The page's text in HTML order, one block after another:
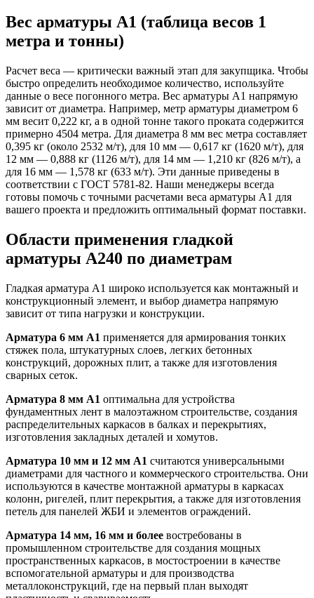
Вес арматуры А1 (таблица весов 1
метра и тонны)
Расчет веса — критически важный этап для закупщика. Чтобы
быстро определить необходимое количество, используйте
данные о весе погонного метра. Вес арматуры А1 напрямую
зависит от диаметра. Например, метр арматуры диаметром 6
мм весит 0,222 кг, а в одной тонне такого проката содержится
примерно 4504 метра. Для диаметра 8 мм вес метра составляет
0,395 кг (около 2532 м/т), для 10 мм — 0,617 кг (1620 м/т), для
12 мм — 0,888 кг (1126 м/т), для 14 мм — 1,210 кг (826 м/т), а
для 16 мм — 1,578 кг (633 м/т). Эти данные приведены в
соответствии с ГОСТ 5781-82. Наши менеджеры всегда
готовы помочь с точными расчетами веса арматуры А1 для
вашего проекта и предложить оптимальный формат поставки.
Области применения гладкой
арматуры А240 по диаметрам
Гладкая арматура А1 широко используется как монтажный и
конструкционный элемент, и выбор диаметра напрямую
зависит от типа нагрузки и конструкции.
Арматура 6 мм А1 применяется для армирования тонких
стяжек пола, штукатурных слоев, легких бетонных
конструкций, дорожных плит, а также для изготовления
сварных сеток.
Арматура 8 мм А1 оптимальна для устройства
фундаментных лент в малоэтажном строительстве, создания
распределительных каркасов в балках и перекрытиях,
изготовления закладных деталей и хомутов.
Арматура 10 мм и 12 мм А1 считаются универсальными
диаметрами для частного и коммерческого строительства. Они
используются в качестве монтажной арматуры в каркасах
колонн, ригелей, плит перекрытия, а также для изготовления
петель для панелей ЖБИ и элементов ограждений.
Арматура 14 мм, 16 мм и более востребованы в
промышленном строительстве для создания мощных
пространственных каркасов, в мостостроении в качестве
вспомогательной арматуры и для производства
металлоконструкций, где на первый план выходят